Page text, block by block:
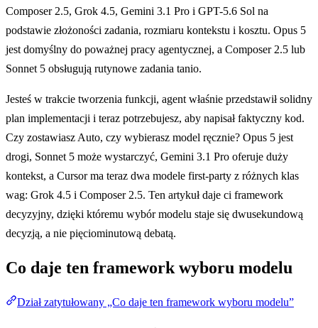
Composer 2.5, Grok 4.5, Gemini 3.1 Pro i GPT-5.6 Sol na
podstawie złożoności zadania, rozmiaru kontekstu i kosztu. Opus 5
jest domyślny do poważnej pracy agentycznej, a Composer 2.5 lub
Sonnet 5 obsługują rutynowe zadania tanio.
Jesteś w trakcie tworzenia funkcji, agent właśnie przedstawił solidny
plan implementacji i teraz potrzebujesz, aby napisał faktyczny kod.
Czy zostawiasz Auto, czy wybierasz model ręcznie? Opus 5 jest
drogi, Sonnet 5 może wystarczyć, Gemini 3.1 Pro oferuje duży
kontekst, a Cursor ma teraz dwa modele first-party z różnych klas
wag: Grok 4.5 i Composer 2.5. Ten artykuł daje ci framework
decyzyjny, dzięki któremu wybór modelu staje się dwusekundową
decyzją, a nie pięciominutową debatą.
Co daje ten framework wyboru modelu
Dział zatytułowany „Co daje ten framework wyboru modelu”